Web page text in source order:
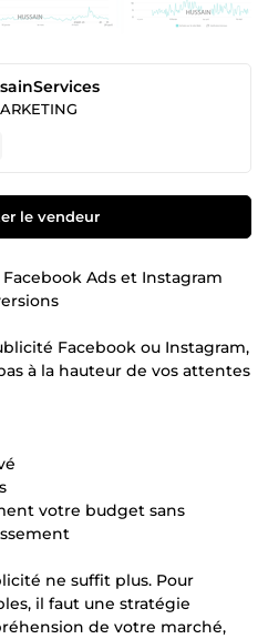
le vendeur
Ads et Instagram
Facebook ou Instagram,
à la hauteur de vos attentes
votre budget sans
ne suffit plus. Pour
il faut une stratégie
de votre marché,